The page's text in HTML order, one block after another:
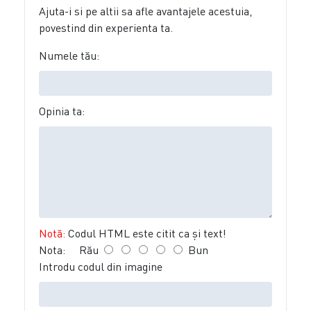
Ajuta-i si pe altii sa afle avantajele acestuia,
povestind din experienta ta.
Numele tău:
Opinia ta:
Notă: Codul HTML este citit ca şi text!
Nota: Rău
Bun
Introdu codul din imagine